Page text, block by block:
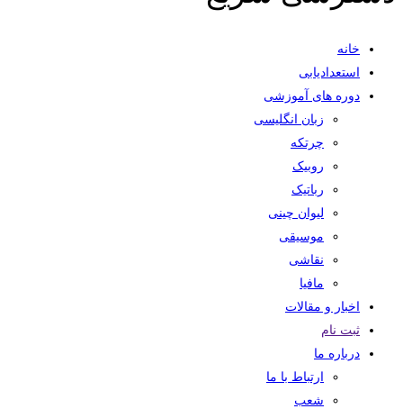
خانه
استعدادیابی
دوره های آموزشی
زبان انگلیسی
چرتکه
روبیک
رباتیک
لیوان چینی
موسیقی
نقاشی
مافیا
اخبار و مقالات
ثبت نام
درباره ما
ارتباط با ما
شعب